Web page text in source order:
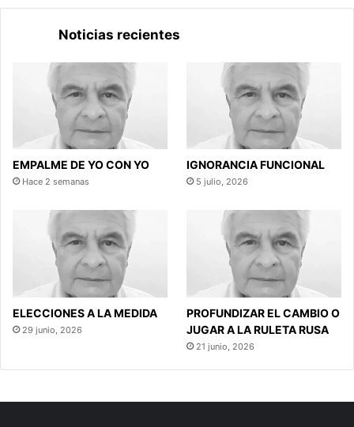
Noticias recientes
EMPALME DE YO CON YO
Hace 2 semanas
IGNORANCIA FUNCIONAL
5 julio, 2026
ELECCIONES A LA MEDIDA
29 junio, 2026
PROFUNDIZAR EL CAMBIO O
JUGAR A LA RULETA RUSA
21 junio, 2026